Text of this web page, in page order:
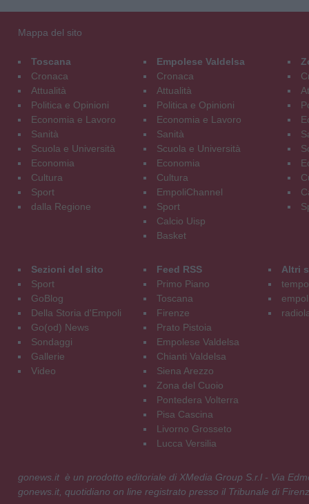
Mappa del sito
Toscana
Cronaca
Attualità
Politica e Opinioni
Economia e Lavoro
Sanità
Scuola e Università
Economia
Cultura
Sport
dalla Regione
Empolese Valdelsa
Cronaca
Attualità
Politica e Opinioni
Economia e Lavoro
Sanità
Scuola e Università
Economia
Cultura
EmpoliChannel
Sport
Calcio Uisp
Basket
Sezioni del sito
Sport
GoBlog
Della Storia d'Empoli
Go(od) News
Sondaggi
Gallerie
Video
Feed RSS
Primo Piano
Toscana
Firenze
Prato Pistoia
Empolese Valdelsa
Chianti Valdelsa
Siena Arezzo
Zona del Cuoio
Pontedera Volterra
Pisa Cascina
Livorno Grosseto
Lucca Versilia
Altri
gonews.it è un prodotto editoriale di XMedia Group S.r.l - Via
gonews.it, quotidiano on line registrato presso il Tribunale di